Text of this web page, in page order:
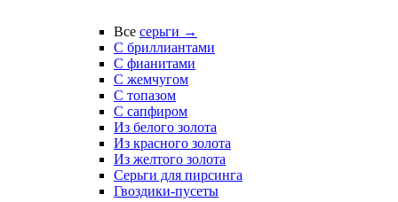
Все серьги →
С бриллиантами
С фианитами
С жемчугом
С топазом
С сапфиром
Из белого золота
Из красного золота
Из желтого золота
Серьги для пирсинга
Гвоздики-пусеты